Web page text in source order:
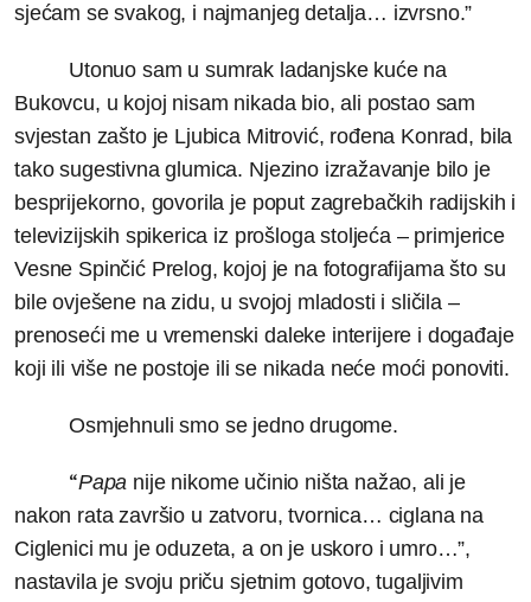
sjećam se svakog, i najmanjeg detalja… izvrsno.”
Utonuo sam u sumrak ladanjske kuće na
Bukovcu, u kojoj nisam nikada bio, ali postao sam
svjestan zašto je Ljubica Mitrović, rođena Konrad, bila
tako sugestivna glumica. Njezino izražavanje bilo je
besprijekorno, govorila je poput zagrebačkih radijskih i
televizijskih spikerica iz prošloga stoljeća – primjerice
Vesne Spinčić Prelog, kojoj je na fotografijama što su
bile ovješene na zidu, u svojoj mladosti i sličila –
prenoseći me u vremenski daleke interijere i događaje
koji ili više ne postoje ili se nikada neće moći ponoviti.
Osmjehnuli smo se jedno drugome.
“Papa nije nikome učinio ništa nažao, ali je
nakon rata završio u zatvoru, tvornica… ciglana na
Ciglenici mu je oduzeta, a on je uskoro i umro…”,
nastavila je svoju priču sjetnim gotovo, tugaljivim